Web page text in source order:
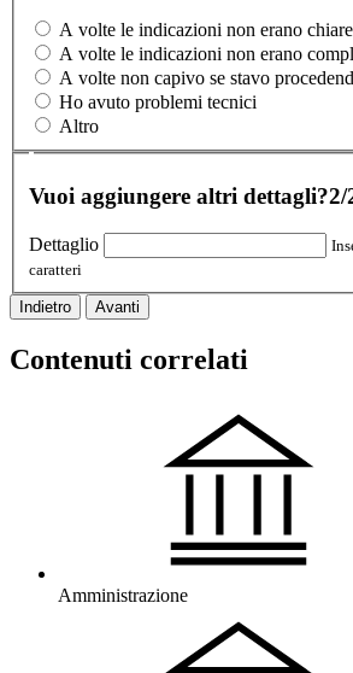
A volte le indicazioni non erano chiare
A volte le indicazioni non erano
A volte non capivo se stavo
Ho avuto problemi tecnici
Altro
Vuoi aggiungere altri dettagli?2/
Dettaglio
caratteri
Indietro Avanti
Contenuti correlati
Amministrazione